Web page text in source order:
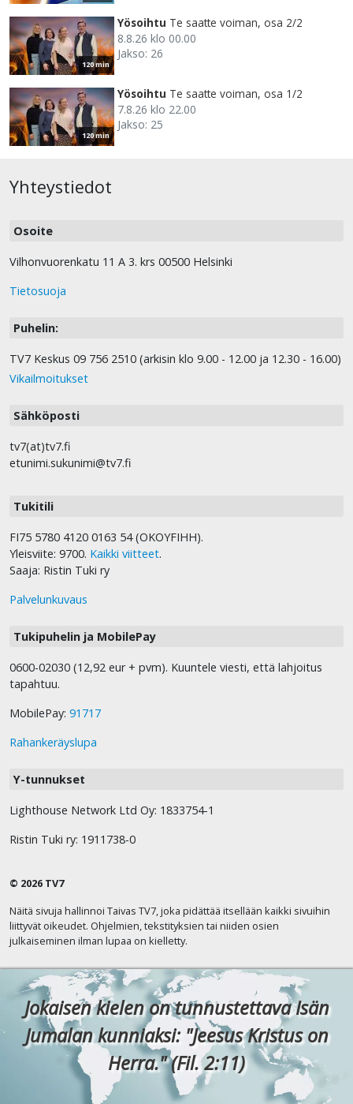
120 min
Yösoihtu Te saatte voiman, osa 2/2
8.8.26 klo 00.00
Jakso: 26
120 min
Yösoihtu Te saatte voiman, osa 1/2
7.8.26 klo 22.00
Jakso: 25
Yhteystiedot
Osoite
Vilhonvuorenkatu 11 A 3. krs 00500 Helsinki
Tietosuoja
Puhelin:
TV7 Keskus 09 756 2510 (arkisin klo 9.00 - 12.00 ja 12.30 - 16.00)
Vikailmoitukset
Sähköposti
tv7(at)tv7.fi
etunimi.sukunimi@tv7.fi
Tukitili
FI75 5780 4120 0163 54 (OKOYFIHH).
Yleisviite: 9700. Kaikki viitteet.
Saaja: Ristin Tuki ry
Palvelunkuvaus
Tukipuhelin ja MobilePay
0600-02030 (12,92 eur + pvm). Kuuntele viesti, että lahjoitus
tapahtuu.
MobilePay: 91717
Rahankeräyslupa
Y-tunnukset
Lighthouse Network Ltd Oy: 1833754-1
Ristin Tuki ry: 1911738-0
© 2026 TV7
Näitä sivuja hallinnoi Taivas TV7, joka pidättää itsellään kaikki sivuihin
liittyvät oikeudet. Ohjelmien, tekstityksien tai niiden osien
julkaiseminen ilman lupaa on kielletty.
Jokaisen kielen on tunnustettava Isän
Jumalan kunniaksi: "Jeesus Kristus on
Herra." (Fil. 2:11)